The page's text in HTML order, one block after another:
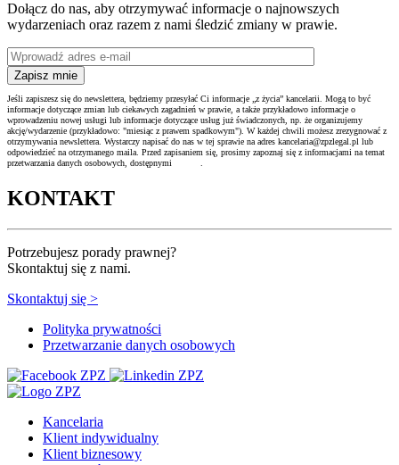
Dołącz do nas, aby otrzymywać informacje o najnowszych
wydarzeniach oraz razem z nami śledzić zmiany w prawie.
Jeśli zapiszesz się do newslettera, będziemy przesyłać Ci informacje „z życia” kancelarii. Mogą to być
informacje dotyczące zmian lub ciekawych zagadnień w prawie, a także przykładowo informacje o
wprowadzeniu nowej usługi lub informacje dotyczące usług już świadczonych, np. że organizujemy
akcję/wydarzenie (przykładowo: "miesiąc z prawem spadkowym"). W każdej chwili możesz zrezygnować z
otrzymywania newslettera. Wystarczy napisać do nas w tej sprawie na adres kancelaria@zpzlegal.pl lub
odpowiedzieć na otrzymanego maila. Przed zapisaniem się, prosimy zapoznaj się z informacjami na temat
przetwarzania danych osobowych, dostępnymi
KONTAKT
Potrzebujesz porady prawnej?
Skontaktuj się z nami.
Skontaktuj się >
Polityka prywatności
Przetwarzanie danych osobowych
Kancelaria
Klient indywidualny
Klient biznesowy